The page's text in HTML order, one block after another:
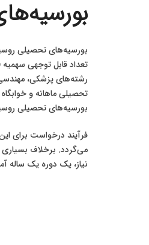
بورسیه‌های تحصیلی
تعداد قابل توجهی
رشته‌های پزشکی، مهندسی
تحصیلی ماهانه و
بورسیه‌های تحصیلی
می‌گردد. برخلاف بسیاری
نیاز، یک دوره یک ساله